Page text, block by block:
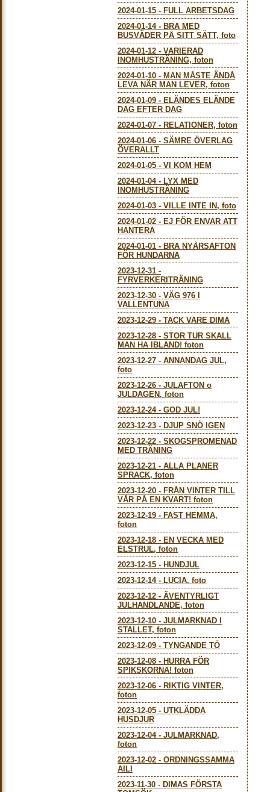
2024-01-15 - FULL ARBETSDAG
2024-01-14- BRA MED
BUSVÄDER PÅ SITT SÄTT, foto
2024-01-12 - VARIERAD
INOMHUSTRÄNING, foton
2024-01-10 - MAN MÅSTE ÄNDÅ
LEVA NÄR MAN LEVER, foton
2024-01-09 - ELÄNDES ELÄNDE
DAG EFTER DAG
2024-01-07 - RELATIONER, foton
2024-01-06 - SÄMRE ÖVERLAG
ÖVERALLT
2024-01-05 - VI KOM HEM
2024-01-04- LYX MED
INOMHUSTRÄNING
2024-01-03 - VILLE INTE IN, foto
2024-01-02 - EJ FÖR ENVAR ATT
HANTERA
2024-01-01 - BRA NYÅRSAFTON
FÖR HUNDARNA
2023-12-31 -
FYRVERKERITRÄNING
2023-12-30 - VÄG 976 I
VALLENTUNA
2023-12-29 - TACK VARE DIMA
2023-12-28 - STOR TUR SKALL
MAN HA IBLAND! foton
2023-12-27 - ANNANDAG JUL,
foto
2023-12-26 - JULAFTON o
JULDAGEN, foton
2023-12-24- GOD JUL!
2023-12-23 - DJUP SNÖ IGEN
2023-12-22 - SKOGSPROMENAD
MED TRÄNING
2023-12-21 - ALLA PLANER
SPRACK, foton
2023-12-20 - FRÅN VINTER TILL
VÅR PÅ EN KVART! foton
2023-12-19 - FAST HEMMA,
foton
2023-12-18 - EN VECKA MED
ELSTRUL, foton
2023-12-15 - HUNDJUL
2023-12-14- LUCIA, foto
2023-12-12 - ÄVENTYRLIGT
JULHANDLANDE, foton
2023-12-10 - JULMARKNAD I
STALLET, foton
2023-12-09 - TYNGANDE TÖ
2023-12-08 - HURRA FÖR
SPIKSKORNA! foton
2023-12-06 - RIKTIG VINTER,
foton
2023-12-05 - UTKLÄDDA
HUSDJUR
2023-12-04- JULMARKNAD,
foton
2023-12-02 - ORDNINGSSAMMA
AILI
2023-11-30 - DIMAS FÖRSTA